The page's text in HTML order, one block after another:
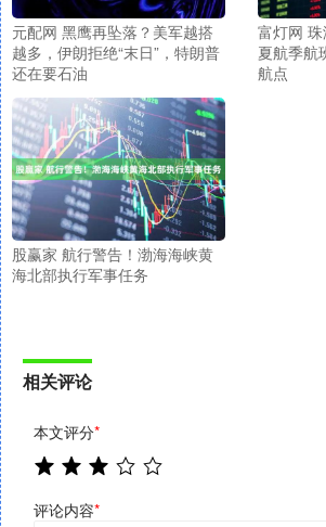
元配网 黑鹰再坠落？美军越搭
越多，伊朗拒绝“末日”，特朗普
还在要石油
富灯网
夏航季航
航点
股赢家 航行警告！渤海海峡黄
海北部执行军事任务
相关评论
本文评分*
评论内容*